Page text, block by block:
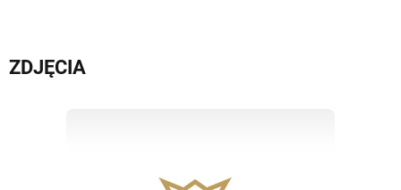
ZDJĘCIA